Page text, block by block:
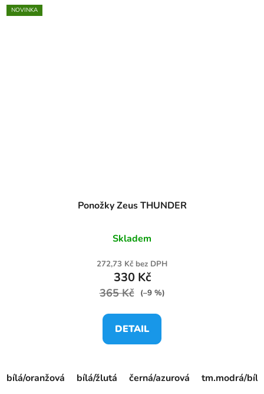
NOVINKA
Ponožky Zeus THUNDER
Skladem
272,73 Kč bez DPH
330 Kč
365 Kč (–9 %)
DETAIL
bílá/oranžová bílá/žlutá černá/azurová tm.modrá/bílá